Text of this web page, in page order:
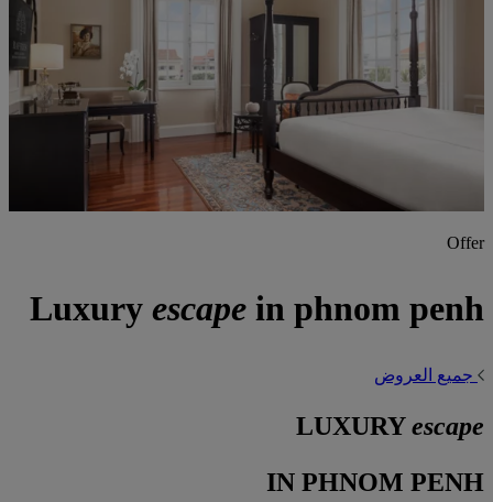
Offer
Luxury escape in phnom penh
جميع العروض
LUXURYescape
IN PHNOM PENH